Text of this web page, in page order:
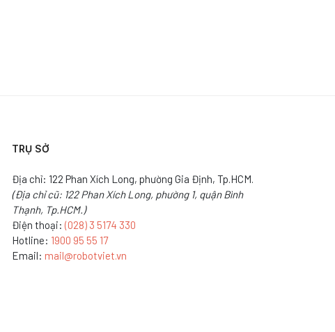
TRỤ SỞ
Địa chỉ: 122 Phan Xích Long, phường Gia Định, Tp.HCM.
(Địa chỉ cũ: 122 Phan Xích Long, phường 1, quận Bình
Thạnh, Tp.HCM.)
Điện thoại: (028) 3 5174 330
Hotline: 1900 95 55 17
Email: mail@robotviet.vn